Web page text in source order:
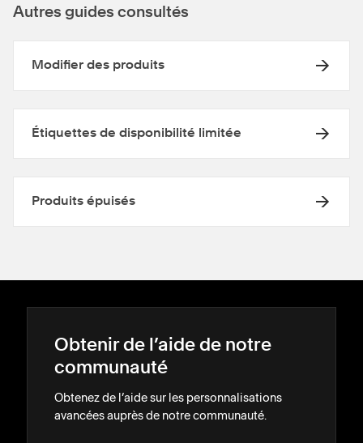
Autres guides consultés
Modifier des produits
Étiquettes de disponibilité limitée
Produits épuisés
Obtenir de l’aide de notre
communauté
Obtenez de l’aide sur les personnalisations
avancées auprès de notre communauté.